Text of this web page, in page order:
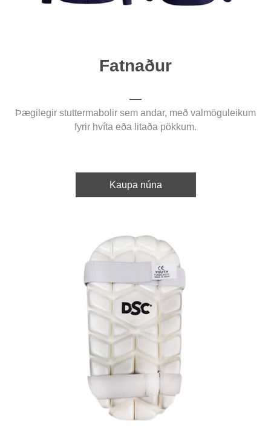
Fatnaður
Þægilegir stuttermabolir sem andar, með valmöguleikum
fyrir hvíta eða litaða pökkum.
Kaupa núna